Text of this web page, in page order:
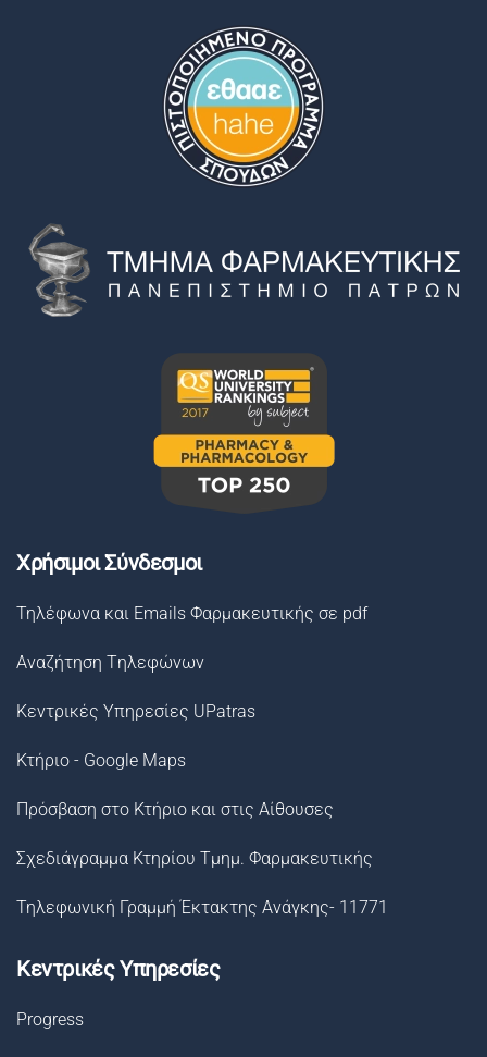
Χρήσιμοι Σύνδεσμοι
Τηλέφωνα και Emails Φαρμακευτικής σε pdf
Αναζήτηση Tηλεφώνων
Κεντρικές Υπηρεσίες UPatras
Κτήριο - Google Maps
Πρόσβαση στο Κτήριο και στις Αίθουσες
Σχεδιάγραμμα Κτηρίου Τμημ. Φαρμακευτικής
Τηλεφωνική Γραμμή Έκτακτης Ανάγκης- 11771
Κεντρικές Υπηρεσίες
Progress